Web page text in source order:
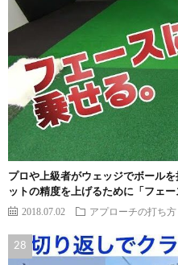
プロや上級者がウェッジでボール
ットの精度を上げるために「フェ
2018.07.02 アプローチの打ち方